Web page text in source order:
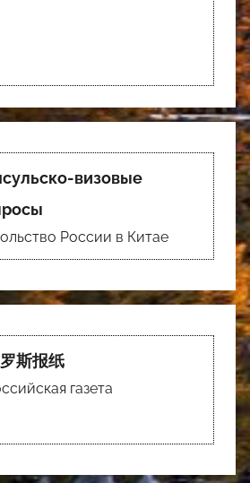
визовые
России в Китае
斯报纸
газета